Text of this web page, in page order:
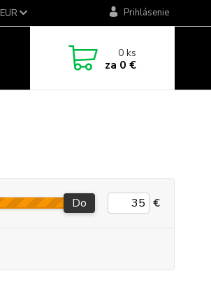
EUR Prihlásenie
0ks
za 0 €
Do €